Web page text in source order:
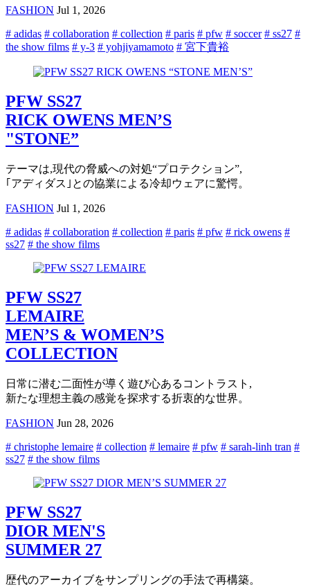
FASHION Jul 1, 2026
# adidas # collaboration # collection # paris # pfw # soccer # ss27 #
the show films # y-3 # yohjiyamamoto # 宮下貴裕
PFW SS27
RICK OWENS MEN’S
"STONE”
テーマは,現代の脅威への対処“プロテクション”,
｢アディダス｣との協業による冷却ウェアに驚愕。
FASHION Jul 1, 2026
# adidas # collaboration # collection # paris # pfw # rick owens #
ss27 # the show films
PFW SS27
LEMAIRE
MEN’S & WOMEN’S
COLLECTION
日常に潜む二面性が導く遊び心あるコントラスト,
新たな理想主義の感覚を探求する折衷的な世界。
FASHION Jun 28, 2026
# christophe lemaire # collection # lemaire # pfw # sarah-linh tran #
ss27 # the show films
PFW SS27
DIOR MEN'S
SUMMER 27
歴代のアーカイブをサンプリングの手法で再構築。